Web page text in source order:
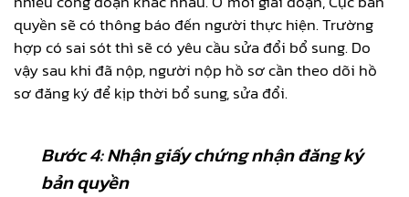
quyền sẽ có thông báo đến người thực hiện. Trường
hợp có sai sót thì sẽ có yêu cầu sửa đổi bổ sung. Do
vậy sau khi đã nộp, người nộp hồ sơ cần theo dõi hồ
sơ đăng ký để kịp thời bổ sung, sửa đổi.
Bước 4: Nhận giấy chứng nhận đăng ký
bản quyền